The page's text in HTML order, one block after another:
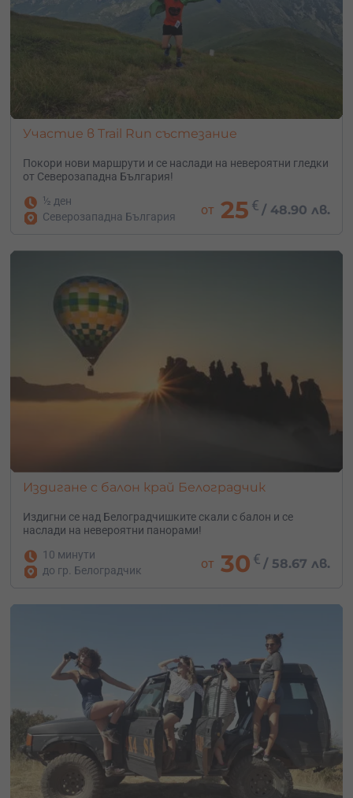
Участие в Trail Run състезание
Покори нови маршрути и се наслади на невероятни гледки
от Северозападна България!
½ ден
Северозападна България
от 25 € / 48.90 лв.
Издигане с балон край Белоградчик
Издигни се над Белоградчишките скали с балон и се
наслади на невероятни панорами!
10 минути
до гр. Белоградчик
от 30 € /58.67 лв.